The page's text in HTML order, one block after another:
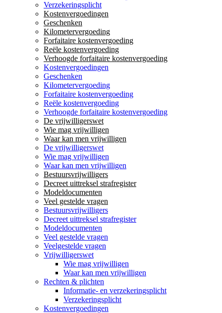
Verzekeringsplicht
Kostenvergoedingen
Geschenken
Kilometervergoeding
Forfaitaire kostenvergoeding
Reële kostenvergoeding
Verhoogde forfaitaire kostenvergoeding
Kostenvergoedingen
Geschenken
Kilometervergoeding
Forfaitaire kostenvergoeding
Reële kostenvergoeding
Verhoogde forfaitaire kostenvergoeding
De vrijwilligerswet
Wie mag vrijwilligen
Waar kan men vrijwilligen
De vrijwilligerswet
Wie mag vrijwilligen
Waar kan men vrijwilligen
Bestuursvrijwilligers
Decreet uittreksel strafregister
Modeldocumenten
Veel gestelde vragen
Bestuursvrijwilligers
Decreet uittreksel strafregister
Modeldocumenten
Veel gestelde vragen
Veelgestelde vragen
Vrijwilligerswet
Wie mag vrijwilligen
Waar kan men vrijwilligen
Rechten & plichten
Informatie- en verzekeringsplicht
Verzekeringsplicht
Kostenvergoedingen